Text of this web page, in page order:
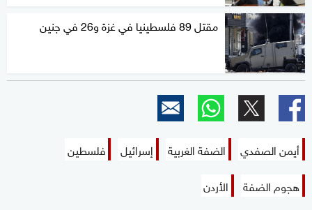
مقتل 89 فلسطينيا في غزة و26 في جنين
أيمن الصفدي الضفة الغربية إسرائيل
فلسطين
هجوم الضفة
الأردن